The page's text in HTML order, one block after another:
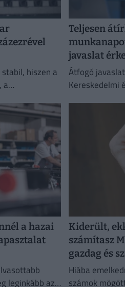
hiszen a
a
Teljesen
javaslat
Átfogó
Kereskedelmi
energiaválság
a hazai
leginkább az
Kiderült,
számítasz
gazdag és
Hiába
számok